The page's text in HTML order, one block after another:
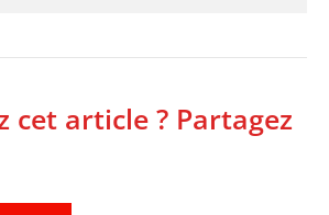
cet article ? Partagez